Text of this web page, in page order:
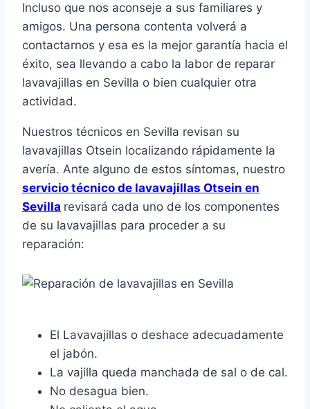
Incluso que nos aconseje a sus familiares y
amigos. Una persona contenta volverá a
contactarnos y esa es la mejor garantía hacia el
éxito, sea llevando a cabo la labor de reparar
lavavajillas en Sevilla o bien cualquier otra
actividad.
Nuestros técnicos en Sevilla revisan su
lavavajillas Otsein localizando rápidamente la
avería. Ante alguno de estos síntomas, nuestro
servicio técnico de lavavajillas Otsein en
Sevilla revisará cada uno de los componentes
de su lavavajillas para proceder a su
reparación:
El Lavavajillas o deshace adecuadamente
el jabón.
La vajilla queda manchada de sal o de cal.
No desagua bien.